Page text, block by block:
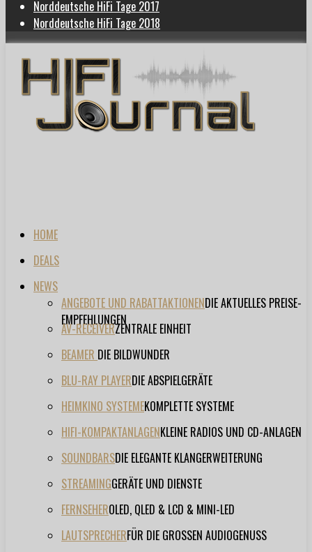
Norddeutsche HiFi Tage 2017
Norddeutsche HiFi Tage 2018
HOME
DEALS
NEWS
ANGEBOTE UND RABATTAKTIONENDIE AKTUELLES PREISE-
EMPFEHLUNGEN
AV-RECEIVERZENTRALE EINHEIT
BEAMER DIE BILDWUNDER
BLU-RAY PLAYERDIE ABSPIELGERÄTE
HEIMKINO SYSTEMEKOMPLETTE SYSTEME
HIFI-KOMPAKTANLAGENKLEINE RADIOS UND CD-ANLAGEN
SOUNDBARSDIE ELEGANTE KLANGERWEITERUNG
STREAMINGGERÄTE UND DIENSTE
FERNSEHEROLED, QLED & LCD & MINI-LED
LAUTSPRECHERFÜR DIE GROSSEN AUDIOGENUSS